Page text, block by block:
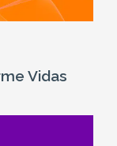
Vidas